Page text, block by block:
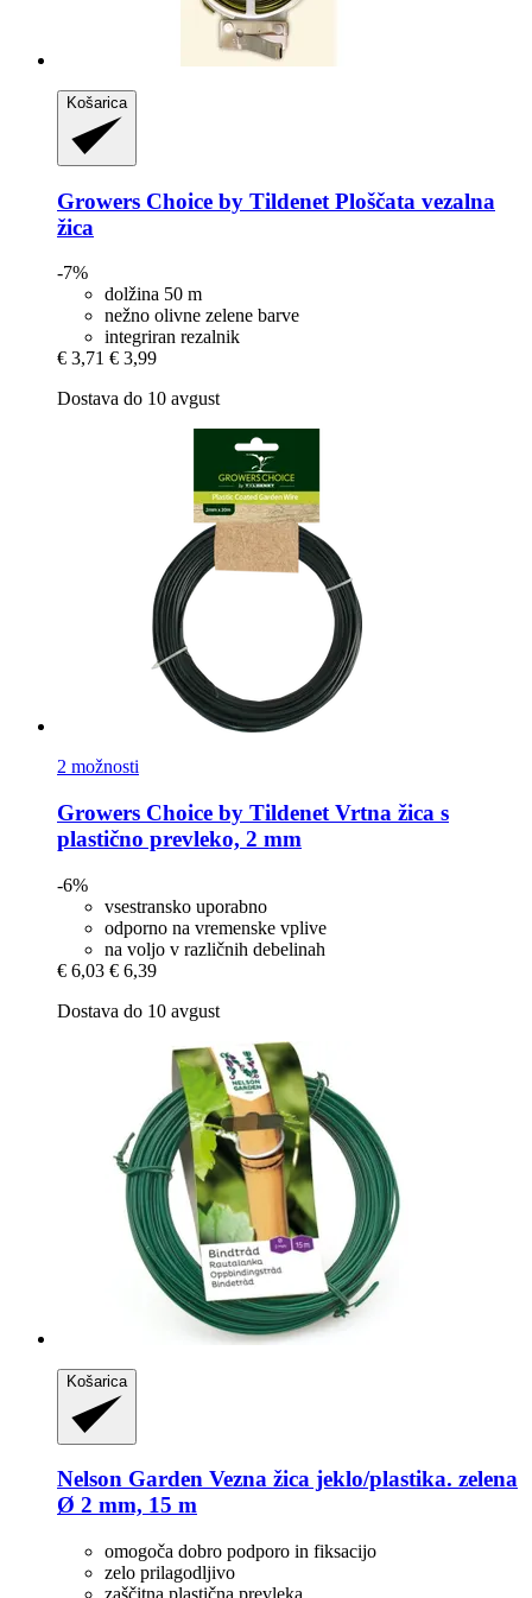
Košarica
Growers Choice by Tildenet Ploščata vezalna
žica
-7%
dolžina 50 m
nežno olivne zelene barve
integriran rezalnik
€ 3,71 € 3,99
Dostava do 10 avgust
2 možnosti
Growers Choice by Tildenet Vrtna žica s
plastično prevleko, 2 mm
-6%
vsestransko uporabno
odporno na vremenske vplive
na voljo v različnih debelinah
€ 6,03 € 6,39
Dostava do 10 avgust
Košarica
Nelson Garden Vezna žica jeklo/plastika. zelena
Ø 2 mm, 15 m
omogoča dobro podporo in fiksacijo
zelo prilagodljivo